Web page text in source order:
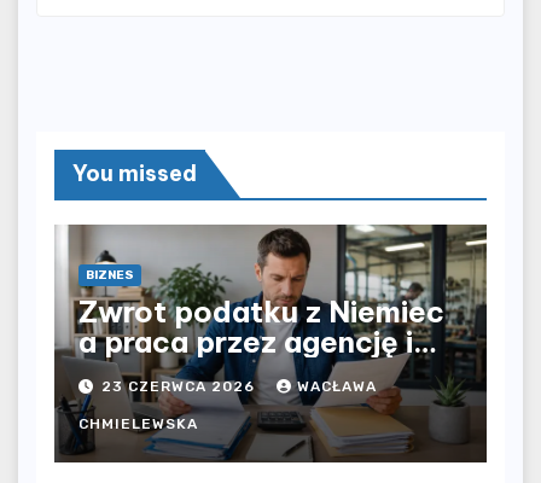
You missed
BIZNES
Zwrot podatku z Niemiec
a praca przez agencję i
bezpośrednio u
pracodawcy – jak
rozliczyć oba źródła
dochodu?
23 CZERWCA 2026 WACŁAWA
CHMIELEWSKA